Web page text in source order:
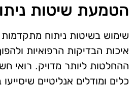
הטמעת שיטות
שימוש בשיטות ניתוח
איכות הבדיקות הרפואיות
ההחלטות ליותר מדויק. רואי
כלים ומודלים אנליטיים